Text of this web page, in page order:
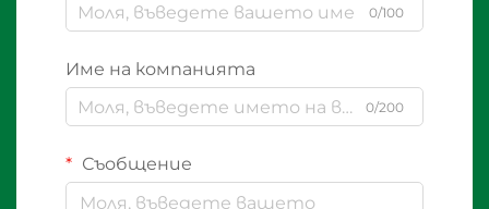
0/100
Име на компанията
0/200
Съобщение